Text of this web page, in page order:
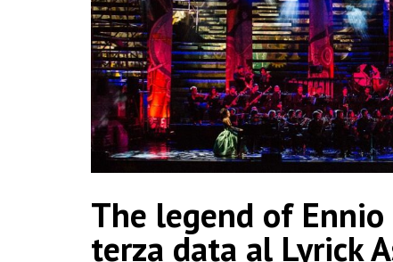
The legend of
terza data al Lyrick